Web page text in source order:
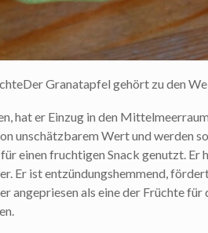
Der Granatapfel gehört zu den
hat er Einzug in den
unschätzbarem Wert und werden
einen fruchtigen Snack genutzt. Er
Er ist entzündungshemmend,
angepriesen als eine der Früchte